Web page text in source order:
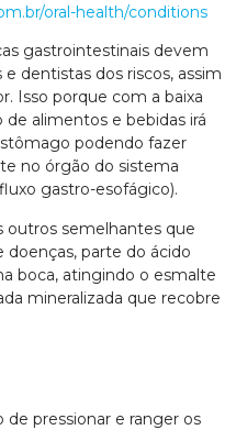
oral-health/conditions
gastrointestinais devem
dentistas dos riscos, assim
Isso porque com a baixa
alimentos e bebidas irá
podendo fazer
no órgão do sistema
gastro-esofágico).
outros semelhantes que
parte do ácido
boca, atingindo o esmalte
mineralizada que recobre
de pressionar e ranger os